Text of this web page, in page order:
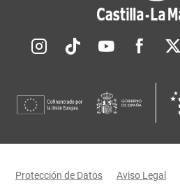
Redes sociales JCCM
Menú legal
Protección de Datos Aviso Legal